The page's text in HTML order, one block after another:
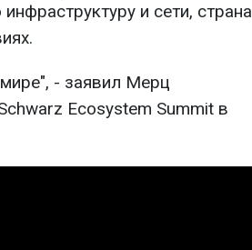
и сети, страна
- заявил Мерц
Ecosystem Summit в